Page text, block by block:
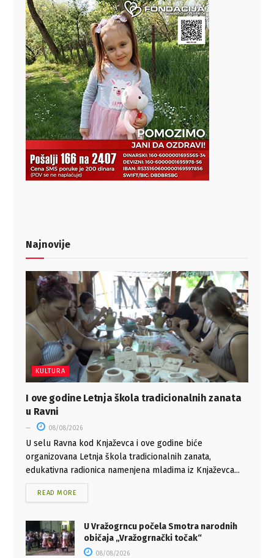
Najnovije
KULTURA
I ove godine Letnja škola tradicionalnih zanata
u Ravni
08/08/2026
U selu Ravna kod Knjaževca i ove godine biće
organizovana Letnja škola tradicionalnih zanata,
edukativna radionica namenjena mladima iz Knjaževca...
READ MORE
U Vražogrncu počela Smotra narodnih
običaja „Vražogrnački točak“
08/08/2026